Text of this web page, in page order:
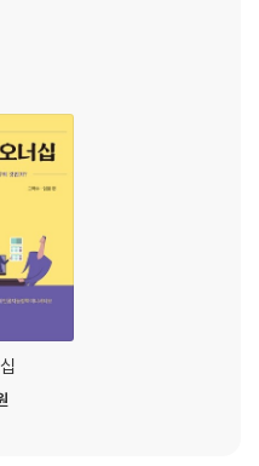
교, 함부르크대학교에서 강의